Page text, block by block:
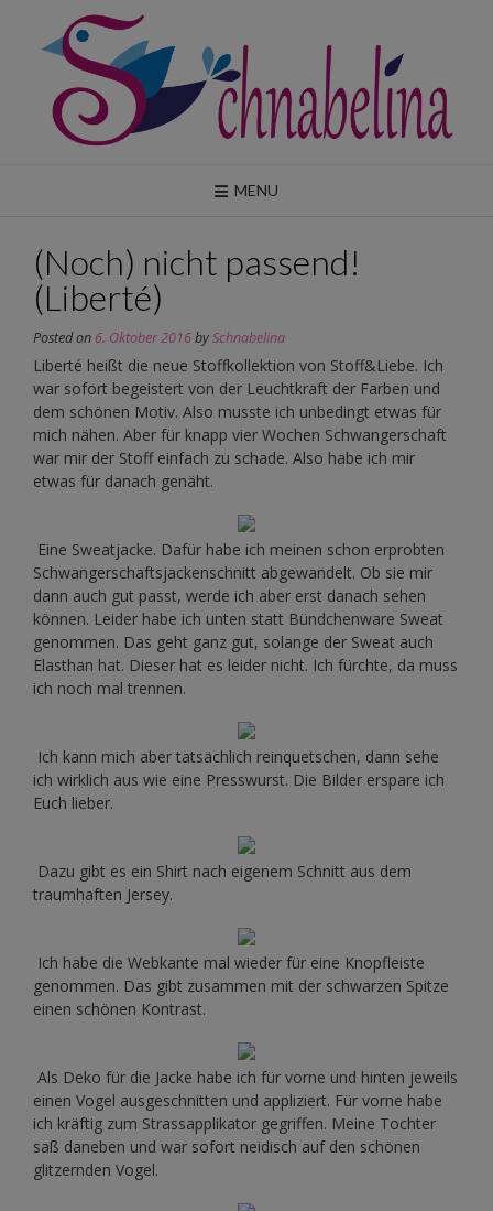
content
MENU
(Noch) nicht passend!
(Liberté)
Posted on 6. Oktober 2016bySchnabelina
Liberté heißt die neue Stoffkollektion von Stoff&Liebe. Ich
war sofort begeistert von der Leuchtkraft der Farben und
dem schönen Motiv. Also musste ich unbedingt etwas für
mich nähen. Aber für knapp vier Wochen Schwangerschaft
war mir der Stoff einfach zu schade. Also habe ich mir
etwas für danach genäht.
Eine Sweatjacke. Dafür habe ich meinen schon erprobten
Schwangerschaftsjackenschnitt abgewandelt. Ob sie mir
dann auch gut passt, werde ich aber erst danach sehen
können. Leider habe ich unten statt Bündchenware Sweat
genommen. Das geht ganz gut, solange der Sweat auch
Elasthan hat. Dieser hat es leider nicht. Ich fürchte, da muss
ich noch mal trennen.
Ich kann mich aber tatsächlich reinquetschen, dann sehe
ich wirklich aus wie eine Presswurst. Die Bilder erspare ich
Euch lieber.
Dazu gibt es ein Shirt nach eigenem Schnitt aus dem
traumhaften Jersey.
Ich habe die Webkante mal wieder für eine Knopfleiste
genommen. Das gibt zusammen mit der schwarzen Spitze
einen schönen Kontrast.
Als Deko für die Jacke habe ich für vorne und hinten jeweils
einen Vogel ausgeschnitten und appliziert. Für vorne habe
ich kräftig zum Strassapplikator gegriffen. Meine Tochter
saß daneben und war sofort neidisch auf den schönen
glitzernden Vogel.